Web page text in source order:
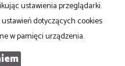
ustawienia przeglądarki.
dotyczących cookies
w pamięci urządzenia.